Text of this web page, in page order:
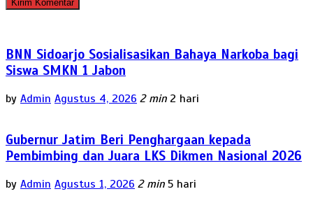
BNN Sidoarjo Sosialisasikan Bahaya Narkoba bagi
Siswa SMKN 1 Jabon
by Admin Agustus 4, 2026 2 min 2 hari
Gubernur Jatim Beri Penghargaan kepada
Pembimbing dan Juara LKS Dikmen Nasional 2026
by Admin Agustus 1, 2026 2 min 5 hari